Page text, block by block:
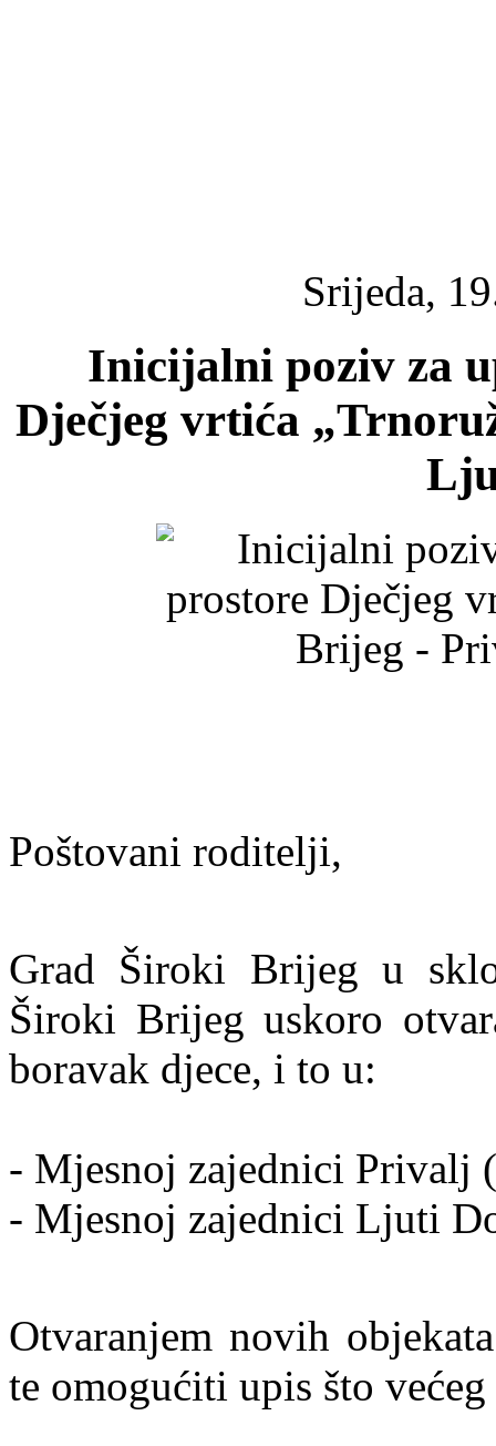
Srijeda,
Inicijalni poziv za
Dječjeg vrtića
Poštovani roditelji,
Grad Široki Brijeg u
Široki Brijeg uskoro
boravak djece, i to u:
- Mjesnoj zajednici Privalj
- Mjesnoj zajednici Ljuti
Otvaranjem novih
te omogućiti upis što